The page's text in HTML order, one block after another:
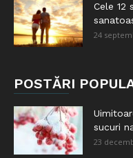
Cele 12
24
POSTĂRI
sucuri
23